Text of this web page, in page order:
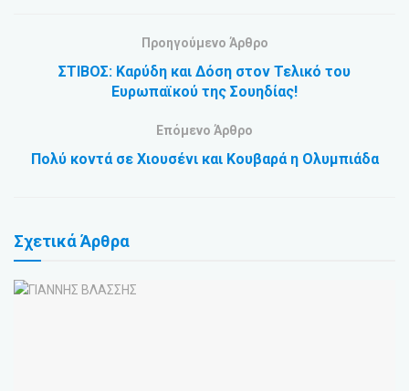
Προηγούμενο Άρθρο
ΣΤΙΒΟΣ: Καρύδη και Δόση στον Τελικό του
Ευρωπαϊκού της Σουηδίας!
Επόμενο Άρθρο
Πολύ κοντά σε Χιουσένι και Κουβαρά η Ολυμπιάδα
ΣχετικάΆρθρα